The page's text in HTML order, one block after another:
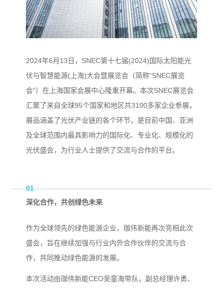
「珈」入我们
联系我们
2024年6月13日，SNEC第十七届(2024)国际太阳能光
伏与智慧能源(上海)大会暨展览会（简称“SNEC展览
会”）在上海国家会展中心隆重开幕。本次SNEC展览会
汇聚了来自全球95个国家和地区共3100多家企业参展，
展品涵盖了光伏产业链的各个环节，是目前中国、亚洲
及全球范围内最具影响力的国际化、专业化、规模化的
光伏盛会，为行业人士提供了交流与合作的平台。
01
深化合作，共创绿色未来
作为全球领先的绿色能源企业，珈伟新能再次亮相此次
盛会，旨在继续加强与行业内外合作伙伴的交流与合
作，共同推动绿色能源的发展。
本次活动由珈伟新能CEO吴童海带队，副总经理许勇、